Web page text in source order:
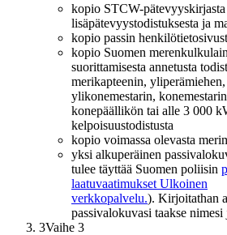
kopio STCW-pätevyyskirjasta
lisäpätevyystodistuksesta ja
kopio passin
kopio Suomen
suorittamisesta annetusta
merikapteenin,
ylikonemestarin,
konepäällikön tai alle 3 000
kelpoisuustodistusta
kopio voimassa olevasta
yksi alkuperäinen
tulee täyttää Suomen poliisin
laatuvaatimukset Ulkoinen
verkkopalvelu.). Kirjoitathan
passivalokuvasi taakse
3Vaihe 3